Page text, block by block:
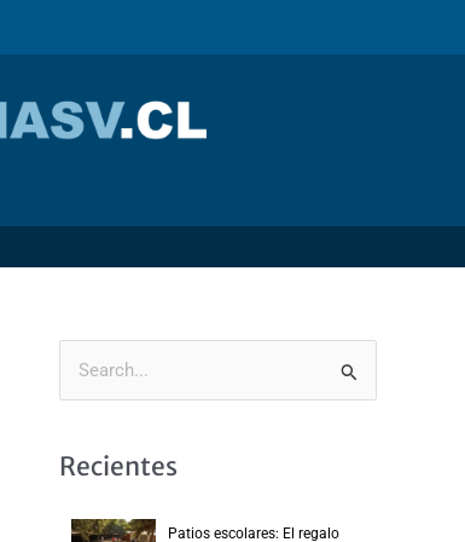
Recientes
Patios escolares: El regalo